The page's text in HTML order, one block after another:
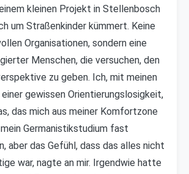
kleinen Projekt in Stellenbosch
um Straßenkinder kümmert. Keine
Organisationen, sondern eine
Menschen, die versuchen, den
zu geben. Ich, mit meinen
gewissen Orientierungslosigkeit,
das mich aus meiner Komfortzone
Germanistikstudium fast
aber das Gefühl, dass das alles nicht
war, nagte an mir. Irgendwie hatte